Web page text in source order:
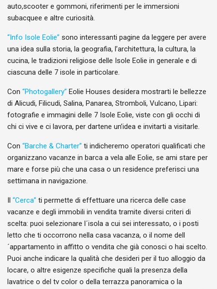
auto,scooter e gommoni, riferimenti per le immersioni
subacquee e altre curiosità.
“Info Isole Eolie” sono interessanti pagine da leggere per avere
una idea sulla storia, la geografia, l’architettura, la cultura, la
cucina, le tradizioni religiose delle Isole Eolie in generale e di
ciascuna delle 7 isole in particolare.
Con “Photogallery” Eolie Houses desidera mostrarti le bellezze
di Alicudi, Filicudi, Salina, Panarea, Stromboli, Vulcano, Lipari:
fotografie e immagini delle 7 Isole Eolie, viste con gli occhi di
chi ci vive e ci lavora, per dartene un’idea e invitarti a visitarle.
Con “Barche & Charter” ti indicheremo operatori qualificati che
organizzano vacanze in barca a vela alle Eolie, se ami stare per
mare e forse più che una casa o un residence preferisci una
settimana in navigazione.
Il “Cerca” ti permette di effettuare una ricerca delle case
vacanze e degli immobili in vendita tramite diversi criteri di
scelta: puoi selezionare l´isola a cui sei interessato, o i posti
letto che ti occorrono nella casa vacanza, o il nome dell
´appartamento in affitto o vendita che già conosci o hai scelto.
Puoi anche indicare la qualità che desideri per il tuo alloggio da
locare, o altre esigenze specifiche quali la presenza della
lavatrice o del tv color o della terrazza panoramica o la